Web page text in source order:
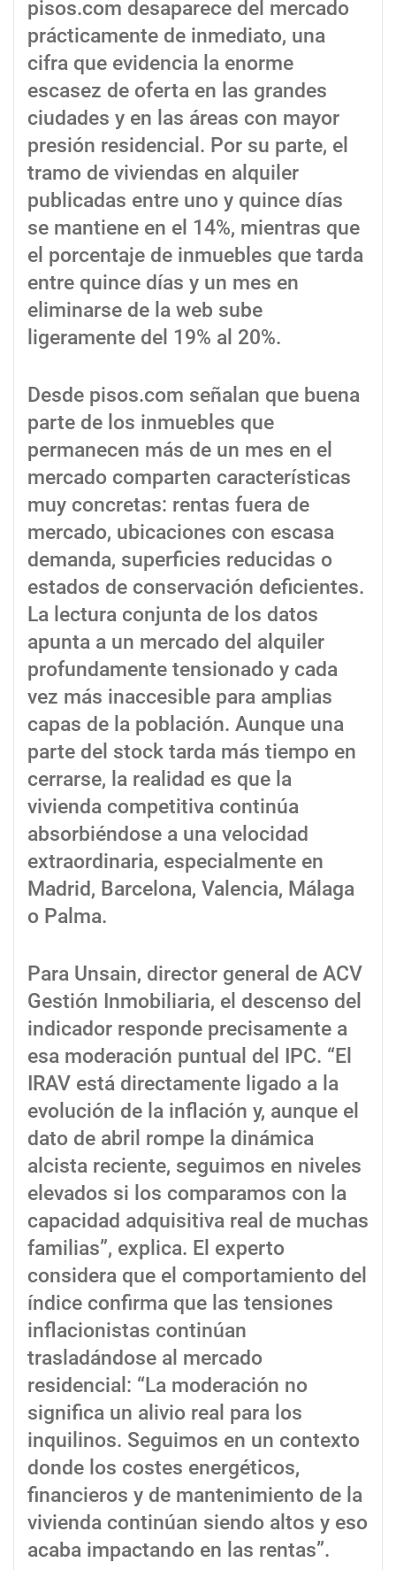
pisos.com desaparece del mercado
prácticamente de inmediato, una
cifra que evidencia la enorme
escasez de oferta en las grandes
ciudades y en las áreas con mayor
presión residencial. Por su parte, el
tramo de viviendas en alquiler
publicadas entre uno y quince días
se mantiene en el 14%, mientras que
el porcentaje de inmuebles que tarda
entre quince días y un mes en
eliminarse de la web sube
ligeramente del 19% al 20%.
Desde pisos.com señalan que buena
parte de los inmuebles que
permanecen más de un mes en el
mercado comparten características
muy concretas: rentas fuera de
mercado, ubicaciones con escasa
demanda, superficies reducidas o
estados de conservación deficientes.
La lectura conjunta de los datos
apunta a un mercado del alquiler
profundamente tensionado y cada
vez más inaccesible para amplias
capas de la población. Aunque una
parte del stock tarda más tiempo en
cerrarse, la realidad es que la
vivienda competitiva continúa
absorbiéndose a una velocidad
extraordinaria, especialmente en
Madrid, Barcelona, Valencia, Málaga
o Palma.
Para Unsain, director general de ACV
Gestión Inmobiliaria, el descenso del
indicador responde precisamente a
esa moderación puntual del IPC. “El
IRAV está directamente ligado a la
evolución de la inflación y, aunque el
dato de abril rompe la dinámica
alcista reciente, seguimos en niveles
elevados si los comparamos con la
capacidad adquisitiva real de muchas
familias”, explica. El experto
considera que el comportamiento del
índice confirma que las tensiones
inflacionistas continúan
trasladándose al mercado
residencial: “La moderación no
significa un alivio real para los
inquilinos. Seguimos en un contexto
donde los costes energéticos,
financieros y de mantenimiento de la
vivienda continúan siendo altos y eso
acaba impactando en las rentas”.